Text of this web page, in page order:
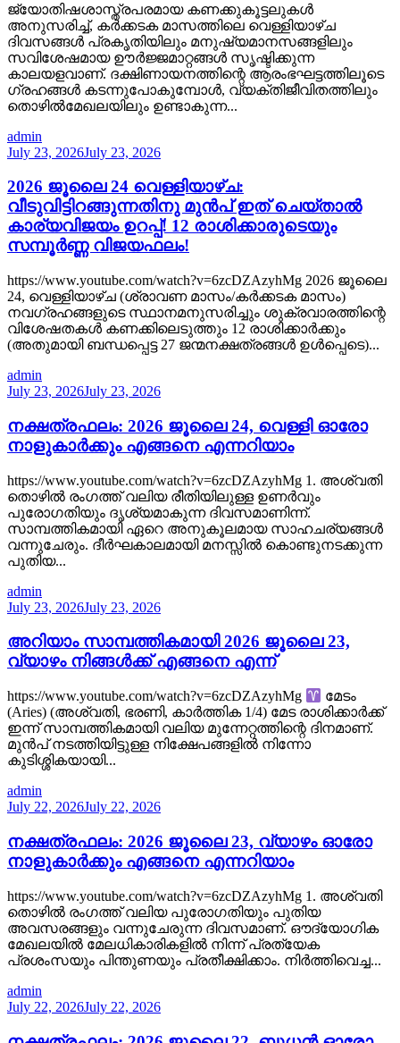
ജ്യോതിഷശാസ്ത്രപരമായ കണക്കുകൂട്ടലുകൾ
അനുസരിച്ച്, കർക്കടക മാസത്തിലെ വെള്ളിയാഴ്ച
ദിവസങ്ങൾ പ്രകൃതിയിലും മനുഷ്യമാനസങ്ങളിലും
സവിശേഷമായ ഊർജ്ജമാറ്റങ്ങൾ സൃഷ്ടിക്കുന്ന
കാലയളവാണ്. ദക്ഷിണായനത്തിന്റെ ആരംഭഘട്ടത്തിലൂടെ
ഗ്രഹങ്ങൾ കടന്നുപോകുമ്പോൾ, വ്യക്തിജീവിതത്തിലും
തൊഴിൽമേഖലയിലും ഉണ്ടാകുന്ന...
admin
July 23, 2026July 23, 2026
2026 ജൂലൈ 24 വെള്ളിയാഴ്ച:
വീടുവിട്ടിറങ്ങുന്നതിനു മുൻപ് ഇത് ചെയ്താൽ
കാര്യവിജയം ഉറപ്പ്! 12 രാശിക്കാരുടെയും
സമ്പൂർണ്ണ വിജയഫലം!
https://www.youtube.com/watch?v=6zcDZAzyhMg 2026 ജൂലൈ
24, വെള്ളിയാഴ്ച (ശ്രാവണ മാസം/കർക്കടക മാസം)
നവഗ്രഹങ്ങളുടെ സ്ഥാനമനുസരിച്ചും ശുക്രവാരത്തിന്റെ
വിശേഷതകൾ കണക്കിലെടുത്തും 12 രാശിക്കാർക്കും
(അതുമായി ബന്ധപ്പെട്ട 27 ജന്മനക്ഷത്രങ്ങൾ ഉൾപ്പെടെ)...
admin
July 23, 2026July 23, 2026
നക്ഷത്രഫലം: 2026 ജൂലൈ 24, വെള്ളി ഓരോ
നാളുകാർക്കും എങ്ങനെ എന്നറിയാം
https://www.youtube.com/watch?v=6zcDZAzyhMg 1. അശ്വതി
തൊഴിൽ രംഗത്ത് വലിയ രീതിയിലുള്ള ഉണർവും
പുരോഗതിയും ദൃശ്യമാകുന്ന ദിവസമാണിന്ന്.
സാമ്പത്തികമായി ഏറെ അനുകൂലമായ സാഹചര്യങ്ങൾ
വന്നുചേരും. ദീർഘകാലമായി മനസ്സിൽ കൊണ്ടുനടക്കുന്ന
പുതിയ...
admin
July 23, 2026July 23, 2026
അറിയാം സാമ്പത്തികമായി 2026 ജൂലൈ 23,
വ്യാഴം നിങ്ങൾക്ക് എങ്ങനെ എന്ന്
https://www.youtube.com/watch?v=6zcDZAzyhMg
മേടം
(Aries) (അശ്വതി, ഭരണി, കാർത്തിക 1/4) മേട രാശിക്കാർക്ക്
ഇന്ന് സാമ്പത്തികമായി വലിയ മുന്നേറ്റത്തിന്റെ ദിനമാണ്.
മുൻപ് നടത്തിയിട്ടുള്ള നിക്ഷേപങ്ങളിൽ നിന്നോ
കുടിശ്ശികയായി...
admin
July 22, 2026July 22, 2026
നക്ഷത്രഫലം: 2026 ജൂലൈ 23, വ്യാഴം ഓരോ
നാളുകാർക്കും എങ്ങനെ എന്നറിയാം
https://www.youtube.com/watch?v=6zcDZAzyhMg 1. അശ്വതി
തൊഴിൽ രംഗത്ത് വലിയ പുരോഗതിയും പുതിയ
അവസരങ്ങളും വന്നുചേരുന്ന ദിവസമാണ്. ഔദ്യോഗിക
മേഖലയിൽ മേലധികാരികളിൽ നിന്ന് പ്രത്യേക
പ്രശംസയും പിന്തുണയും പ്രതീക്ഷിക്കാം. നിർത്തിവെച്ച...
admin
July 22, 2026July 22, 2026